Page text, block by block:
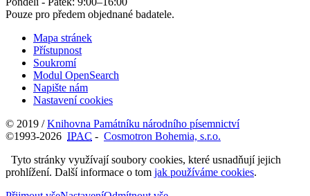
Pouze pro předem objednané badatele.
Mapa stránek
Přístupnost
Soukromí
Modul OpenSearch
Napište nám
Nastavení cookies
© 2019 /Knihovna Památníku národního písemnictví
©1993-2026 IPAC - Cosmotron Bohemia, s.r.o.
Tyto stránky využívají soubory cookies, které usnadňují jejich
prohlížení. Další informace o tom jak používáme cookies.